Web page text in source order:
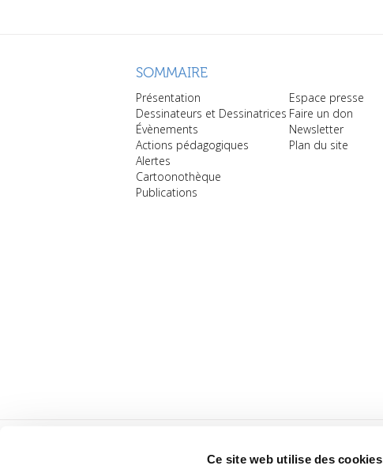
Ce site web utilise des cookies.
SOMMAIRE
Présentation
Dessinateurs et Dessinatrices
Évènements
Actions pédagogiques
Alertes
Cartoonothèque
Publications
Espace presse
Faire un don
Newsletter
Plan du site